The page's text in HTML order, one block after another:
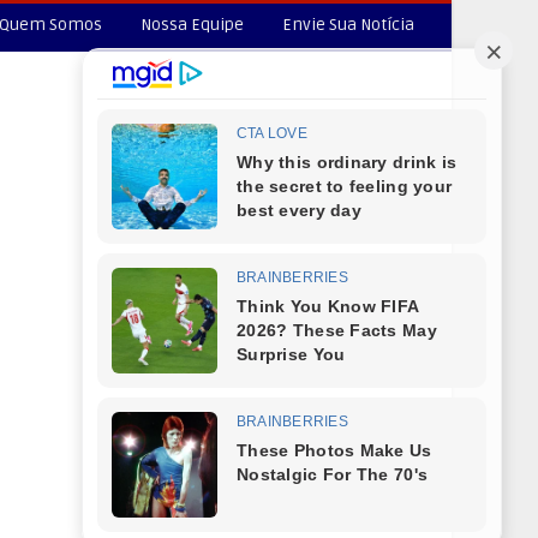
Quem Somos Nossa Equipe Envie Sua Notícia